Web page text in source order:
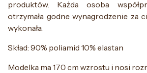
produktów. Każda osoba
otrzymała godne wynagrodzenie za
wykonała.
Skład: 90% poliamid 10% elastan
Modelka ma 170 cm wzrostu i nosi